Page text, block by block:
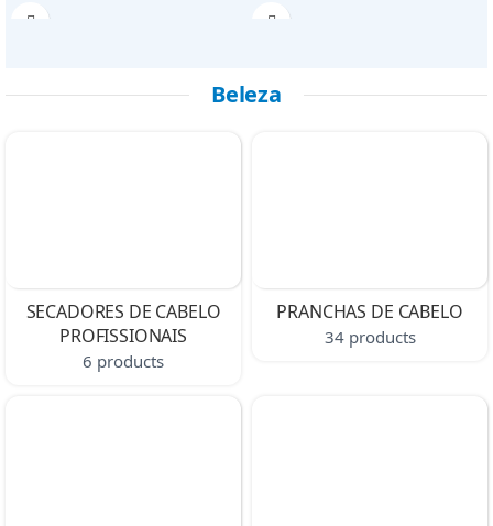
Beleza
SECADORES DE CABELO
PROFISSIONAIS
6 products
PRANCHAS DE CABELO
34 products